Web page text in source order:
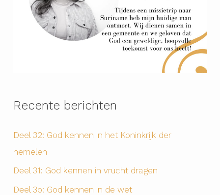
Recente berichten
Deel 32: God kennen in het Koninkrijk der
hemelen
Deel 31: God kennen in vrucht dragen
Deel 3o: God kennen in de wet